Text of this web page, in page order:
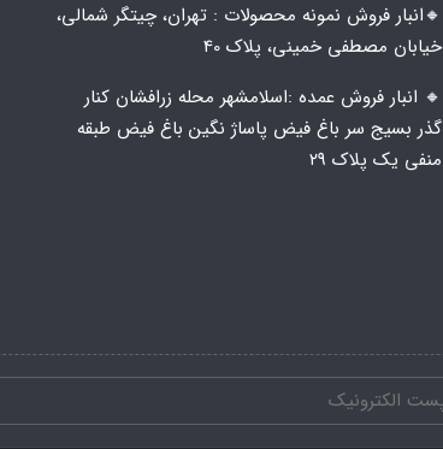
🔸️​​انبار فروش نمونه محصولات : تهران، چیتگر شمالی،
خیابان مصطفی خمینی، پلاک 40
🔸️ انبار فروش عمده :اسلامشهر محله زرافشان کنار
گذر بسیج سر باغ فیض پاساژ نگین باغ فیض طبقه
منفی یک پلاک ۲۹